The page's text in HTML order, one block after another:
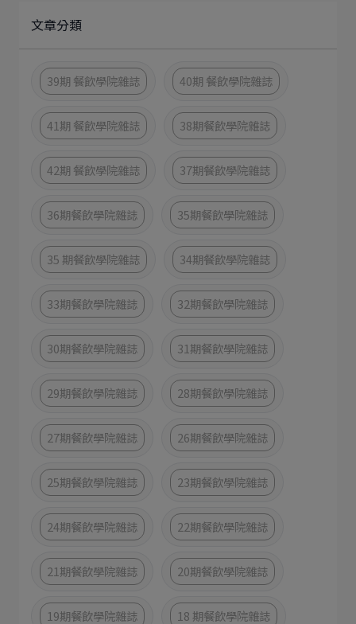
文章分類
39期 餐飲學院雜誌 40期 餐飲學院雜誌
41期 餐飲學院雜誌 38期餐飲學院雜誌
42期 餐飲學院雜誌 37期餐飲學院雜誌
36期餐飲學院雜誌 35期餐飲學院雜誌
35 期餐飲學院雜誌 34期餐飲學院雜誌
33期餐飲學院雜誌 32期餐飲學院雜誌
30期餐飲學院雜誌 31期餐飲學院雜誌
29期餐飲學院雜誌 28期餐飲學院雜誌
27期餐飲學院雜誌 26期餐飲學院雜誌
25期餐飲學院雜誌 23期餐飲學院雜誌
24期餐飲學院雜誌 22期餐飲學院雜誌
21期餐飲學院雜誌 20期餐飲學院雜誌
19期餐飲學院雜誌 18 期餐飲學院雜誌